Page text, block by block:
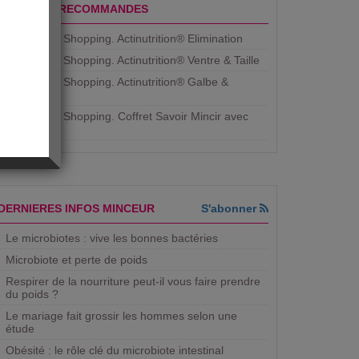
PRODUITS RECOMMANDES
Aujourdhui Shopping. Actinutrition® Elimination
Aujourdhui Shopping. Actinutrition® Ventre & Taille
Aujourdhui Shopping. Actinutrition® Galbe &
Aujourdhui Shopping. ​Coffret Savoir Mincir avec
INFOS MINCEUR S'abonner
Le microbiotes : vive les bonnes bactéries
Microbiote et perte de poids
Respirer de la nourriture peut-il vous faire prendre
du poids ?
Le mariage fait grossir les hommes selon une
étude
Obésité : le rôle clé du microbiote intestinal